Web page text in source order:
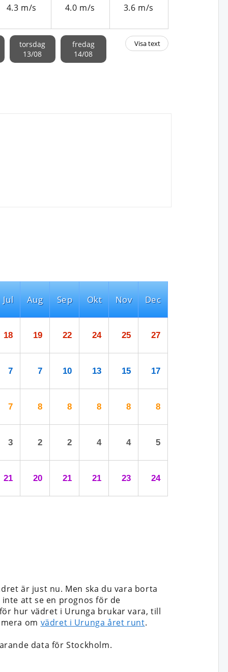
4.3 m/s 4.0 m/s 3.6 m/s
torsdag
13/08
fredag
14/08
Visa text
Jul
18
7
7
3
21
Aug
19
7
8
2
20
Sep
22
10
8
2
21
Okt
24
13
8
4
21
Nov
25
15
8
4
23
Dec
27
17
8
5
24
är just nu. Men ska du vara borta
att se en prognos för de
hur vädret i Urunga brukar vara, till
om vädret i Urunga året runt.
data för Stockholm.